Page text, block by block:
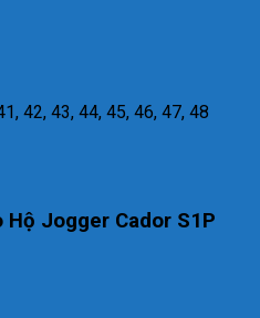
42, 43, 44, 45, 46, 47, 48
Hộ Jogger Cador S1P